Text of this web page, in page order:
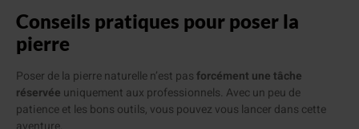
Conseils pratiques pour poser la
pierre
Poser de la pierre naturelle n’est pasforcément une tâche
réservée uniquement aux professionnels. Avec un peu de
patience et les bons outils, vous pouvez vous lancer dans cette